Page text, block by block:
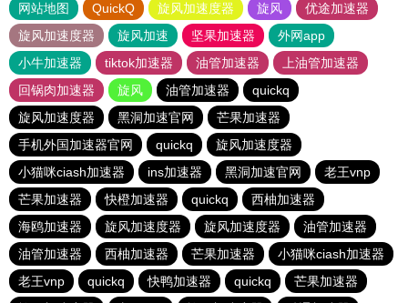
网站地图 QuickQ 旋风加速度器 旋风
优途加速器
旋风加速度器
旋风加速 坚果加速器
外网app
小牛加速器
tiktok加速器 油管加速器
上油管加速器
回锅肉加速器
旋风 油管加速器
quickq
旋风加速度器
黑洞加速官网
芒果加速器
手机外国加速器官网
quickq
旋风加速度器
小猫咪ciash加速器
ins加速器 黑洞加速官网
老王vnp
芒果加速器
快橙加速器 quickq
西柚加速器
海鸥加速器
旋风加速度器 旋风加速度器
油管加速器
油管加速器
西柚加速器 芒果加速器
小猫咪ciash加速器
老王vnp
quickq 快鸭加速器 quickq
芒果加速器